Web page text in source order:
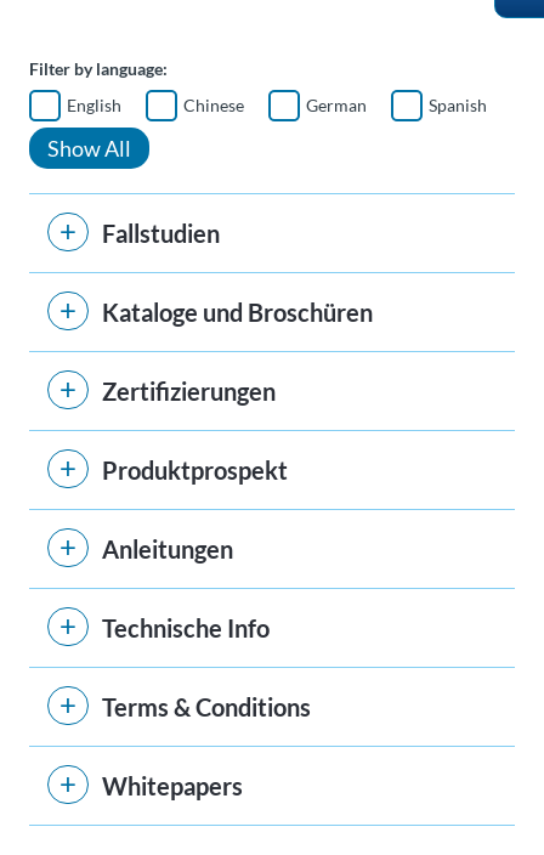
Filter by language:
English
Chinese German Spanish
Show All
Fallstudien
Kataloge und Broschüren
Zertifizierungen
Produktprospekt
Anleitungen
Technische Info
Terms & Conditions
Whitepapers